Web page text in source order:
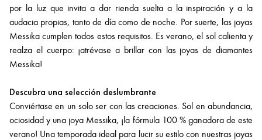
por la luz que invita a dar rienda suelta a la inspiración y a la
audacia propias, tanto de día como de noche. Por suerte, las joyas
Messika cumplen todos estos requisitos. Es verano, el sol calienta y
realza el cuerpo: ¡atrévase a brillar con las joyas de diamantes
Messika!
Descubra una selección deslumbrante
Conviértase en un solo ser con las creaciones. Sol en abundancia,
ociosidad y una joya Messika, ¡la fórmula 100 % ganadora de este
verano! Una temporada ideal para lucir su estilo con nuestras joyas